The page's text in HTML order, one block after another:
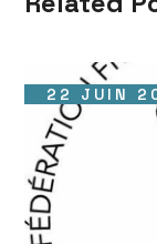
22 JUIN